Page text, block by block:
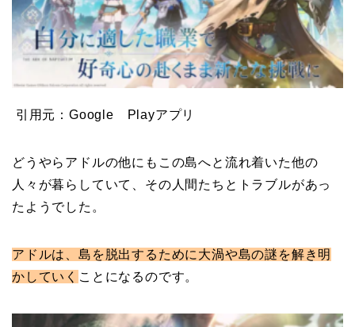
引用元：Google Playアプリ
どうやらアドルの他にもこの島へと流れ着いた他の
人々が暮らしていて、その人間たちとトラブルがあっ
たようでした。
アドルは、島を脱出するために大渦や島の謎を解き明
かしていく ことになるのです。